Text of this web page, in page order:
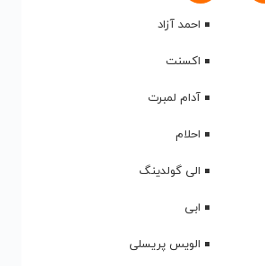
احمد آزاد
اکسنت
آدام لمبرت
احلام
الی گولدینگ
ابی
الویس پریسلی